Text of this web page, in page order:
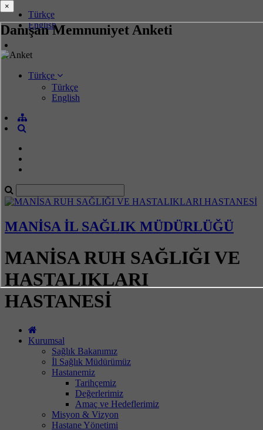
Danışan Memnuniyet Anketi
Türkçe
English
Türkçe
Türkçe
English
MANİSA İL SAĞLIK MÜDÜRLÜĞÜ
MANİSA RUH SAĞLIĞI VE
HASTALIKLARI
HASTANESİ
Kurumsal
Sağlık Bakanımız
İl Sağlık Müdürümüz
Hastanemiz
Tarihçemiz
Değerlerimiz
Amaç ve Hedeflerimiz
Misyon & Vizyon
Hastane Yönetimi
×